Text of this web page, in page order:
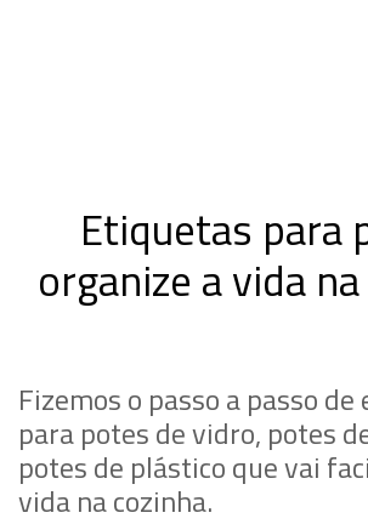
Etiquetas para
organize a vida
Fizemos o passo a passo
para potes de vidro, potes
potes de plástico que vai
vida na cozinha.